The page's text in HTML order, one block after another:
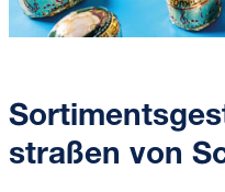
straßenvon